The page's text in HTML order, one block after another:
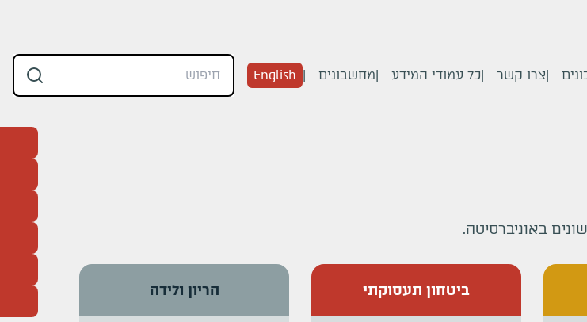
צרו קשר כל עמודי המידע מחשבונים English
באוניברסיטה.
ביטחון תעסוקתי הריון ולידה